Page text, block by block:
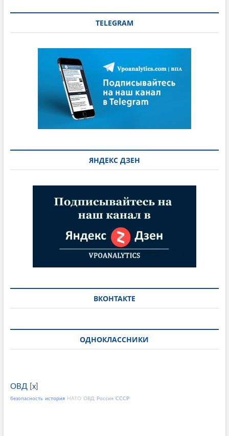
TELEGRAM
ЯНДЕКС ДЗЕН
ВКОНТАКТЕ
ОДНОКЛАССНИКИ
ОВД[ x]
безопасность история НАТО ОВД Россия СССР